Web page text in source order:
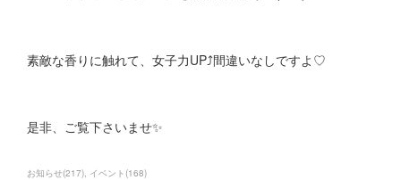
素敵な香りに触れて、女子力UP⤴︎間違いなしですよ♡
是非、ご覧下さいませ✨
お知らせ(217) イベント (168)